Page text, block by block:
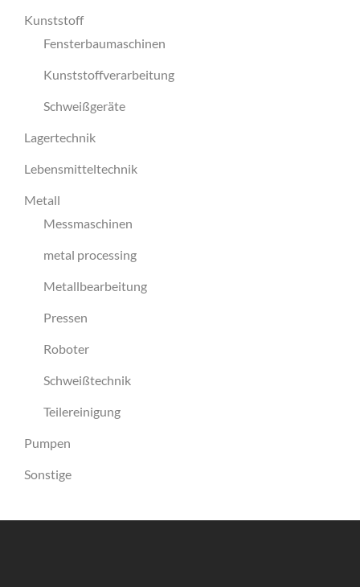
Kunststoff
Fensterbaumaschinen
Kunststoffverarbeitung
Schweißgeräte
Lagertechnik
Lebensmitteltechnik
Metall
Messmaschinen
metal processing
Metallbearbeitung
Pressen
Roboter
Schweißtechnik
Teilereinigung
Pumpen
Sonstige